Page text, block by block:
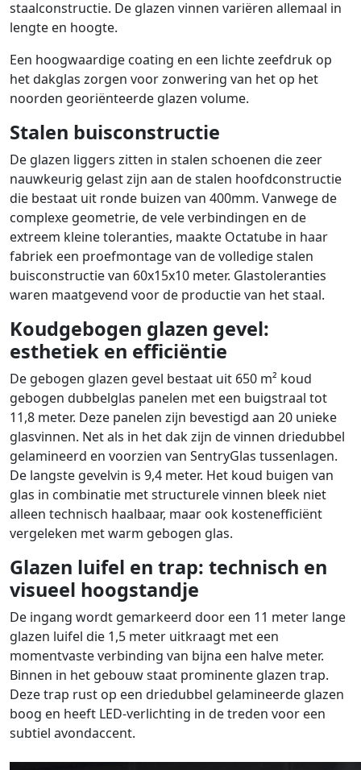
staalconstructie. De glazen vinnen variëren allemaal in
lengte en hoogte.
Een hoogwaardige coating en een lichte zeefdruk op
het dakglas zorgen voor zonwering van het op het
noorden georiënteerde glazen volume.
Stalen buisconstructie
De glazen liggers zitten in stalen schoenen die zeer
nauwkeurig gelast zijn aan de stalen hoofdconstructie
die bestaat uit ronde buizen van 400mm. Vanwege de
complexe geometrie, de vele verbindingen en de
extreem kleine toleranties, maakte Octatube in haar
fabriek een proefmontage van de volledige stalen
buisconstructie van 60x15x10 meter. Glastoleranties
waren maatgevend voor de productie van het staal.
Koudgebogen glazen gevel:
esthetiek en efficiëntie
De gebogen glazen gevel bestaat uit 650 m² koud
gebogen dubbelglas panelen met een buigstraal tot
11,8 meter. Deze panelen zijn bevestigd aan 20 unieke
glasvinnen. Net als in het dak zijn de vinnen driedubbel
gelamineerd en voorzien van SentryGlas tussenlagen.
De langste gevelvin is 9,4 meter. Het koud buigen van
glas in combinatie met structurele vinnen bleek niet
alleen technisch haalbaar, maar ook kostenefficiënt
vergeleken met warm gebogen glas.
Glazen luifel en trap: technisch en
visueel hoogstandje
De ingang wordt gemarkeerd door een 11 meter lange
glazen luifel die 1,5 meter uitkraagt met een
momentvaste verbinding van bijna een halve meter.
Binnen in het gebouw staat prominente glazen trap.
Deze trap rust op een driedubbel gelamineerde glazen
boog en heeft LED-verlichting in de treden voor een
subtiel avondaccent.